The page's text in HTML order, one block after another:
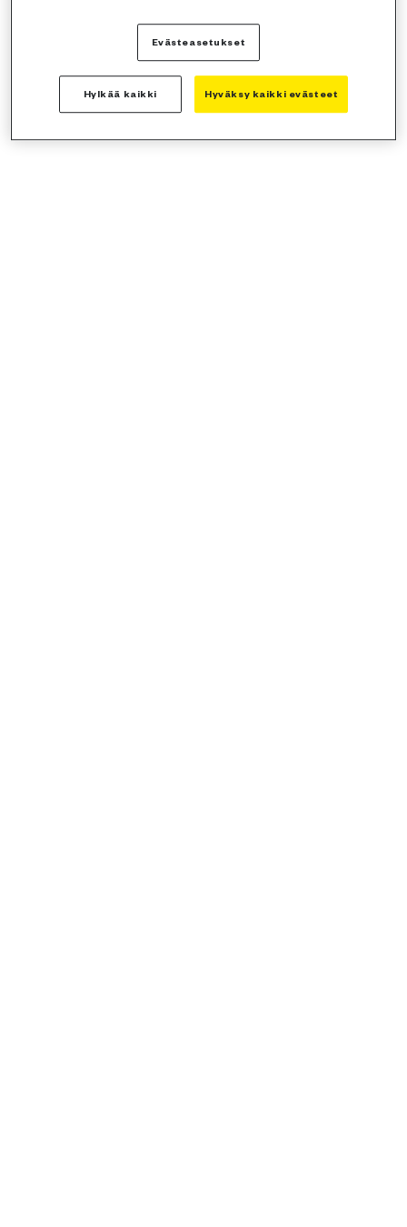
Evästeasetukset
Hylkää kaikki Hyväksy kaikki evästeet